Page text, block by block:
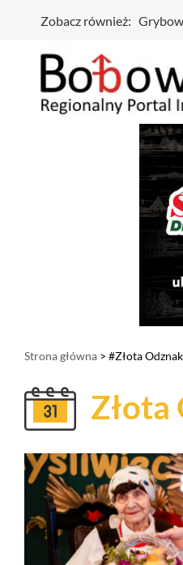
Zobacz również:
Strona główna > #Złota